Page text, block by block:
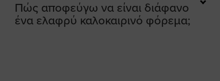
Πώς αποφεύγω να είναι διάφανο
ένα ελαφρύ καλοκαιρινό φόρεμα;